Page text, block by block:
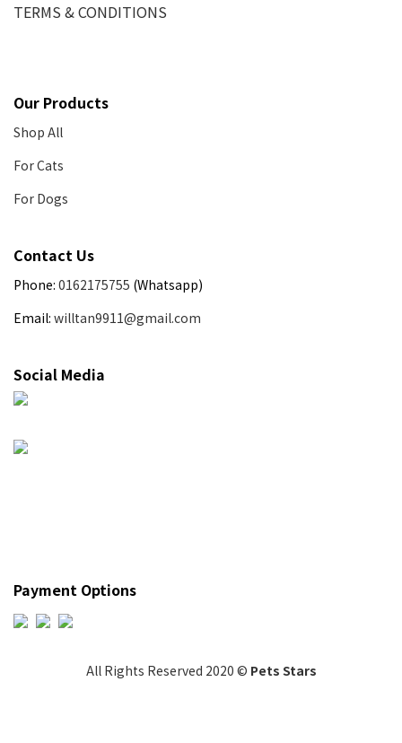
TERMS & CONDITIONS
Our Products
Shop All
For Cats
For Dogs
Contact Us
Phone: 0162175755 (Whatsapp)
Email: willtan9911@gmail.com
Social Media
Payment Options
All Rights Reserved 2020 © Pets Stars